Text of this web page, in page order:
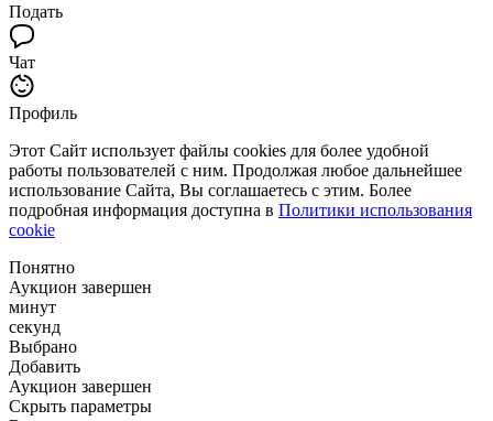
Подать
Чат
Профиль
Этот Сайт использует файлы cookies для более удобной
работы пользователей с ним. Продолжая любое дальнейшее
использование Сайта, Вы соглашаетесь с этим. Более
подробная информация доступна в Политики использования
cookie
Понятно
Аукцион завершен
минут
секунд
Выбрано
Добавить
Аукцион завершен
Скрыть параметры